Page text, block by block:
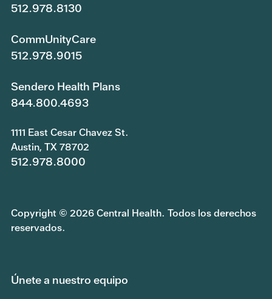
512.978.8130
CommUnityCare
512.978.9015
Sendero Health Plans
844.800.4693
1111 East Cesar Chavez St.
Austin, TX 78702
512.978.8000
Copyright © 2026 Central Health. Todos los derechos
reservados.
Únete a nuestro equipo